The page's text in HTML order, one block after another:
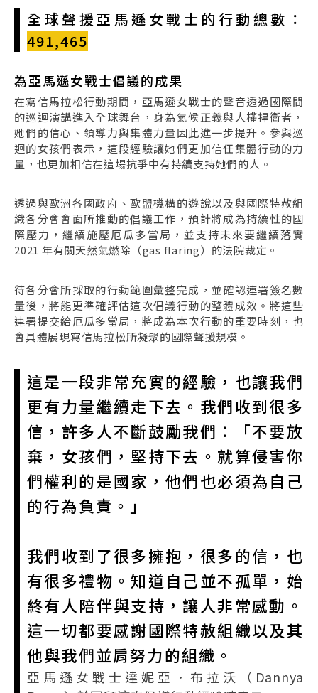
全球聲援亞馬遜女戰士的行動總數：
491,465
為亞馬遜女戰士倡議的成果
在寫信馬拉松行動期間，亞馬遜女戰士的聲音透過國際間
的巡迴演講進入全球舞台，身為氣候正義與人權捍衛者，
她們的信心、領導力與集體力量因此進一步提升。參與巡
迴的女孩們表示，這段經驗讓她們更加信任集體行動的力
量，也更加相信在這場抗爭中有持續支持她們的人。
透過與歐洲各國政府、歐盟機構的遊說以及與國際特赦組
織各分會會面所推動的倡議工作，預計將成為持續性的國
際壓力，繼續施壓厄瓜多當局，並支持未來要繼續落實
2021 年有關天然氣燃除（gas flaring）的法院裁定。
待各分會所採取的行動範圍彙整完成，並確認連署簽名數
量後，將能更準確評估這次倡議行動的整體成效。將這些
連署提交給厄瓜多當局，將成為本次行動的重要時刻，也
會具體展現寫信馬拉松所凝聚的國際聲援規模。
這是一段非常充實的經驗，也讓我們
更有力量繼續走下去。我們收到很多
信，許多人不斷鼓勵我們：「不要放
棄，女孩們，堅持下去。就算侵害你
們權利的是國家，他們也必須為自己
的行為負責。」
我們收到了很多擁抱，很多的信，也
有很多禮物。知道自己並不孤單，始
終有人陪伴與支持，讓人非常感動。
這一切都要感謝國際特赦組織以及其
他與我們並肩努力的組織。
亞馬遜女戰士達妮亞．布拉沃（Dannya